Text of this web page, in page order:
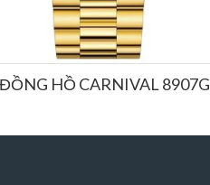
ĐỒNG HỒ CARNIVAL 8907G